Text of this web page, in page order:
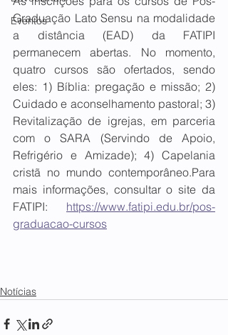
Eventos
Graduação Lato Sensu na modalidade
a distância (EAD) da FATIPI
permanecem abertas. No momento,
quatro cursos são ofertados, sendo
eles: 1) Bíblia: pregação e missão; 2)
Cuidado e aconselhamento pastoral; 3)
Revitalização de igrejas, em parceria
com o SARA (Servindo de Apoio,
Refrigério e Amizade); 4) Capelania
cristã no mundo contemporâneo.Para
mais informações, consultar o site da
FATIPI: https://www.fatipi.edu.br/pos-
graduacao-cursos
Notícias